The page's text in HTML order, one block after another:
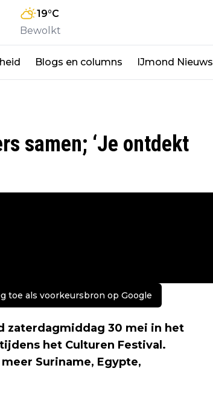
19°C
Bewolkt
Blogs en columns IJmond Nieuws
samen; ‘Je ontdekt
toe als voorkeursbron op Google
zaterdagmiddag 30 mei in het
het Culturen Festival.
Suriname, Egypte,